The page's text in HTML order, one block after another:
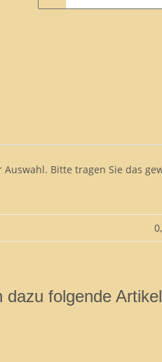
Bitte tragen Sie das
dazu folgende